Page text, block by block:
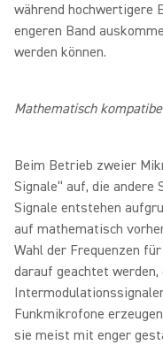
während hochwertigere
engeren Band
werden können.
Mathematisch
Beim Betrieb zweier
Signale“ auf, die
Signale entstehen
auf mathematisch
Wahl der Frequenzen
darauf geachtet
Funkmikrofone
sie meist mit enger